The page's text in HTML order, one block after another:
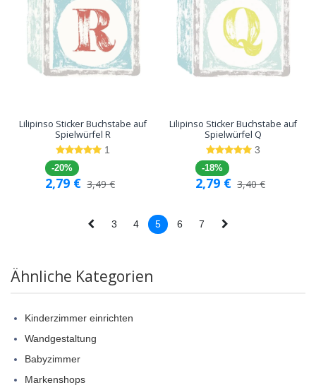
Lilipinso Sticker Buchstabe auf
Spielwürfel R
1
-20%
2,79 € 3,49€
Lilipinso Sticker Buchstabe auf
Spielwürfel Q
3
-18%
2,79 € 3,40€
3 4 5 6 7
Ähnliche Kategorien
Kinderzimmer einrichten
Wandgestaltung
Babyzimmer
Markenshops